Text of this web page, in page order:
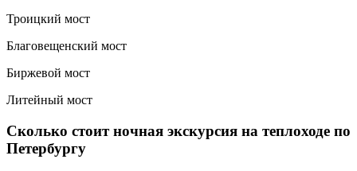
Троицкий мост
Благовещенский мост
Биржевой мост
Литейный мост
Сколько стоит ночная экскурсия на теплоходе по
Петербургу